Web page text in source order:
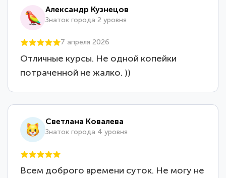
Александр Кузнецов
Знаток города 2 уровня
7 апреля 2026
Отличные курсы. Не одной копейки
потраченной не жалко. ))
Светлана Ковалева
Знаток города 4 уровня
Всем доброго времени суток. Не могу не